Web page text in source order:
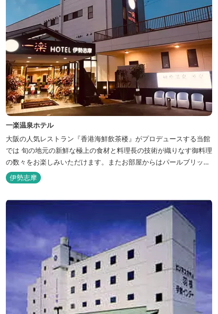
一楽温泉ホテル
大阪の人気レストラン『香港海鮮飲茶楼』がプロデュースする当館
では 旬の地元の新鮮な極上の食材と料理長の技術が織りなす御料理
の数々をお楽しみいただけます。またお部屋からはパールブリッジ
や真珠筏など、美しい景色が一望できます。「美肌の湯」として有
名な榊原温泉の運び湯を使用した大浴場も完備。
伊勢志摩